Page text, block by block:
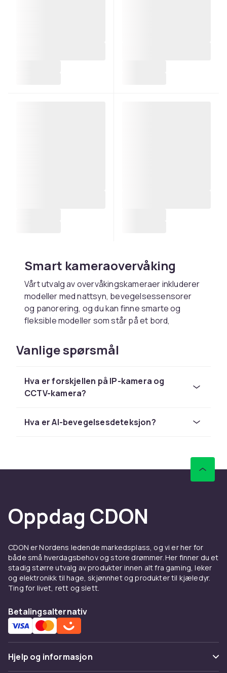
Smart kameraovervåking
Vårt utvalg av overvåkingskameraer inkluderer
modeller med nattsyn, bevegelsessensorer
og panorering, og du kan finne smarte og
fleksible modeller som står på et bord,
Overvåkingskameraet ditt kobles til din iPhone
eller Android-telefon via ditt trådløse
som skjer. Det finnes også modeller med
toveis lyd som lar deg kommunisere via
spotlights og alarmer som skremmer bort
inntrengere. Hvis du velger å investere mer i
oppløsning, HD-kvalitet som gir krystallklare
bilder både dag og natt. Får du av og til besøk
gjennom høyteknologiske
bevegelsessensorer. I noen tilfeller kan
solceller som du selv betjener etter behov.
Overvåkingskameraer –
tyvens verste fiende
Kameraovervåking er tyvens verste fiende, og
med hjelp av moderne teknologi kan du nå ta
opp hva som skjer – for eksempel tale eller
video – og få kameraet til å sende materialet til
deg via e-post. Innendørsmodeller er vanligvis
svært diskrete og glir inn i garasjen, gangen
Vanlige spørsmål
Hva er forskjellen på IP-kamera og
CCTV-kamera?
Hva er AI-bevegelsesdeteksjon?
Oppdag CDON
CDON er Nordens ledende markedsplass, og vi er her for
både små hverdagsbehov og store drømmer. Her finner du et
stadig større utvalg av produkter innen alt fra gaming, leker
og elektronikk til hage, skjønnhet og produkter til kjæledyr.
Ting for livet, rett og slett.
Betalingsalternativ
Hjelp og informasjon